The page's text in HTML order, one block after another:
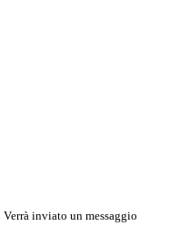
Verrà inviato un messaggio